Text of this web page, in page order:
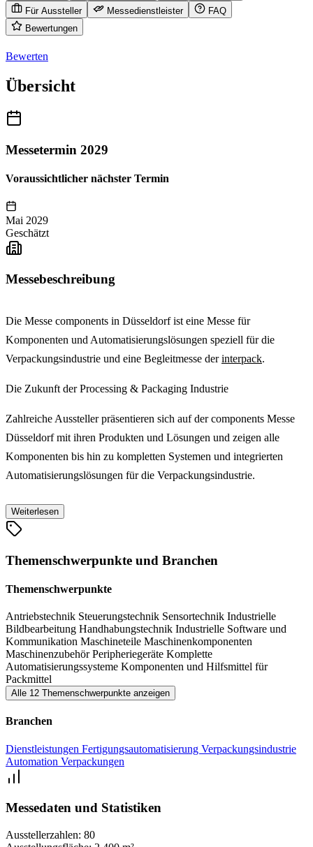
Für Aussteller
Messedienstleister
FAQ
Bewertungen
Bewerten
Übersicht
Messetermin 2029
Voraussichtlicher nächster Termin
Mai 2029
Geschätzt
Messebeschreibung
Die Messe components in Düsseldorf ist eine Messe für
Komponenten und Automatisierungslösungen speziell für die
Verpackungsindustrie und eine Begleitmesse derinterpack.
Die Zukunft der Processing & Packaging Industrie
Zahlreiche Aussteller präsentieren sich auf der components Messe
Düsseldorf mit ihren Produkten und Lösungen und zeigen alle
Komponenten bis hin zu kompletten Systemen und integrierten
Automatisierungslösungen für die Verpackungsindustrie.
Die Produktkategorien der components
Steuerungstechnik
Handhabungstechnik
Industrielle Software und Kommunikation
Maschineteile/-komponenten, Zubehör
Peripheriegeräte
Komplette Automatisierungssysteme
Komponenten/ Hilfsmittel für Packmittel
Rahmenprogramm mit Fachvorträgen
Ein begleitendes Forum mit einem interessanten Mix aus
spannenden Themen rundet das Angebot der components for
Weiterlesen
Themenschwerpunkte und Branchen
Themenschwerpunkte
Antriebstechnik Steuerungstechnik Sensortechnik Industrielle
Bildbearbeitung Handhabungstechnik Industrielle Software und
Kommunikation Maschineteile Maschinenkomponenten
MaschinenzubehörPeripheriegeräte Komplette
Automatisierungssysteme Komponenten und Hilfsmittel für
Packmittel
Alle 12 Themenschwerpunkte anzeigen
Branchen
Dienstleistungen Fertigungsautomatisierung Verpackungsindustrie
Automation Verpackungen
Messedaten und Statistiken
Ausstellerzahlen: 80